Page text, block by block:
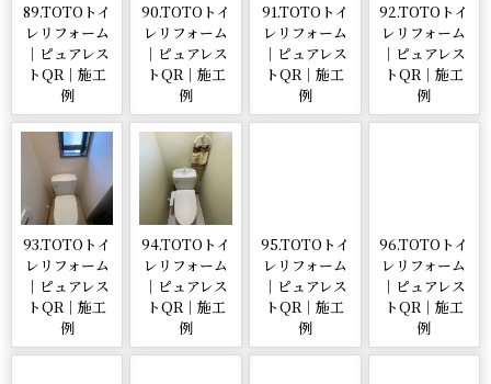
89.TOTOトイ
レリフォーム
｜ピュアレス
トQR｜施工
例
90.TOTOトイ
レリフォーム
｜ピュアレス
トQR｜施工
例
91.TOTOトイ
レリフォーム
｜ピュアレス
トQR｜施工
例
92.TOTOトイ
レリフォーム
｜ピュアレス
トQR｜施工
例
93.TOTOトイ
レリフォーム
｜ピュアレス
トQR｜施工
例
94.TOTOトイ
レリフォーム
｜ピュアレス
トQR｜施工
例
95.TOTOトイ
レリフォーム
｜ピュアレス
トQR｜施工
例
96.TOTOトイ
レリフォーム
｜ピュアレス
トQR｜施工
例